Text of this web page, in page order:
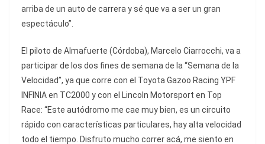
arriba de un auto de carrera y sé que va a ser un gran
espectáculo”.
El piloto de Almafuerte (Córdoba), Marcelo Ciarrocchi, va a
participar de los dos fines de semana de la “Semana de la
Velocidad”, ya que corre con el Toyota Gazoo Racing YPF
INFINIA en TC2000 y con el Lincoln Motorsport en Top
Race: “Este autódromo me cae muy bien, es un circuito
rápido con características particulares, hay alta velocidad
todo el tiempo. Disfruto mucho correr acá, me siento en